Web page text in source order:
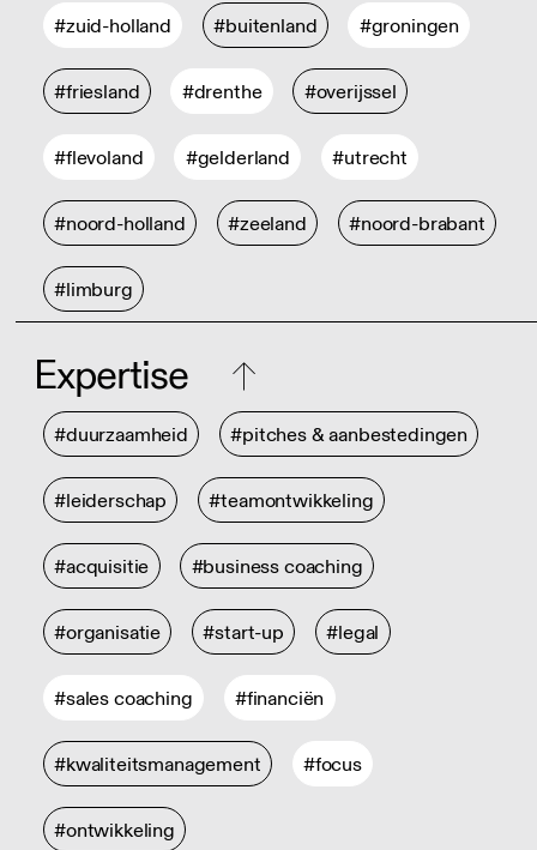
#zuid-holland #buitenland #groningen
#friesland #drenthe #overijssel
#flevoland #gelderland #utrecht
#noord-holland #zeeland #noord-brabant
#limburg
Expertise
#duurzaamheid #pitches & aanbestedingen
#leiderschap #teamontwikkeling
#acquisitie #business coaching
#organisatie #start-up #legal
#sales coaching #financiën
#kwaliteitsmanagement #focus
#ontwikkeling